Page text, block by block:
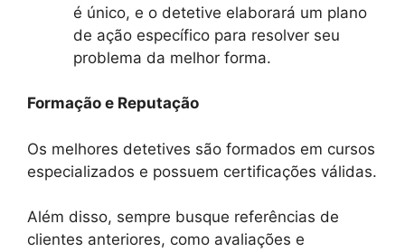
é único, e o detetive elaborará um plano
de ação específico para resolver seu
problema da melhor forma.
Formação e Reputação
Os melhores detetives são formados em cursos
especializados e possuem certificações válidas.
Além disso, sempre busque referências de
clientes anteriores, como avaliações e